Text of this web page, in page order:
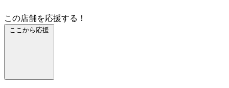
この店舗を応援する！
ここから応援